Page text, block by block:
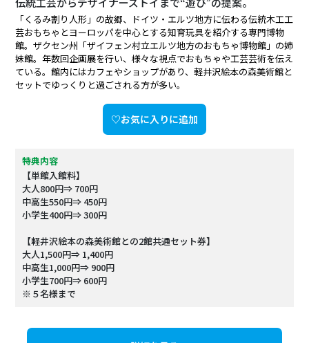
「くるみ割り人形」の故郷、ドイツ・エルツ地方に伝わる伝統木工工
芸おもちゃとヨーロッパを中心とする知育玩具を紹介する専門博物
館。ザクセン州「ザイフェン村立エルツ地方のおもちゃ博物館」の姉
妹館。年数回企画展を行い、様々な視点でおもちゃや工芸芸術を伝え
ている。館内にはカフェやショップがあり、軽井沢絵本の森美術館と
セットでゆっくりと過ごされる方が多い。
♡お気に入りに追加
特典内容
【単館入館料】
大人800円⇒ 700円
中高生550円⇒ 450円
小学生400円⇒ 300円
【軽井沢絵本の森美術館との2館共通セット券】
大人1,500円⇒ 1,400円
中高生1,000円⇒ 900円
小学生700円⇒ 600円
※５名様まで